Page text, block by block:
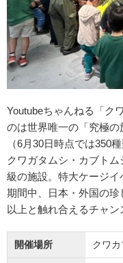
Youtubeちゃんねる「ク
のは世界唯一の「究極
（6月30日時点では350
クワガタムシ・カブト
級の施設。特大ケージ
期間中、日本・外国の
以上と触れ合えるチャン
開催場所 クワ